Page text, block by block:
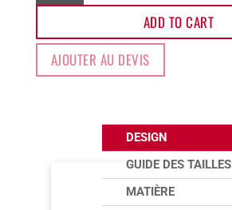
A4
ADD TO CART
AJOUTER AU DEVIS
DESIGN
GUIDE DES TAILLES
MATIÈRE